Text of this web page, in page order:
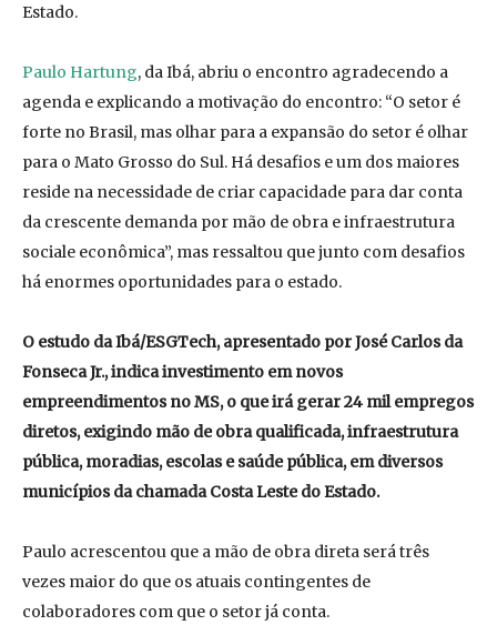
Estado.
Paulo Hartung, da Ibá, abriu o encontro agradecendo a
agenda e explicando a motivação do encontro: “O setor é
forte no Brasil, mas olhar para a expansão do setor é olhar
para o Mato Grosso do Sul. Há desafios e um dos maiores
reside na necessidade de criar capacidade para dar conta
da crescente demanda por mão de obra e infraestrutura
sociale econômica”, mas ressaltou que junto com desafios
há enormes oportunidades para o estado.
O estudo da Ibá/ESGTech, apresentado por José Carlos da
Fonseca Jr., indica investimento em novos
empreendimentos no MS, o que irá gerar 24 mil empregos
diretos, exigindo mão de obra qualificada, infraestrutura
pública, moradias, escolas e saúde pública, em diversos
municípios da chamada Costa Leste do Estado.
Paulo acrescentou que a mão de obra direta será três
vezes maior do que os atuais contingentes de
colaboradores com que o setor já conta.